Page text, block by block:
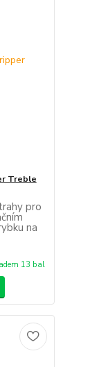
Treble
pro
na
13 bal